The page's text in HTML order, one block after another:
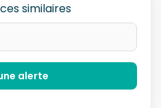
similaires